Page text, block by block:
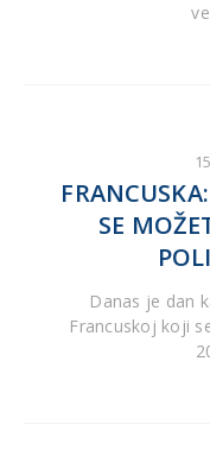
SE
Danas je dan
Francuskoj koji